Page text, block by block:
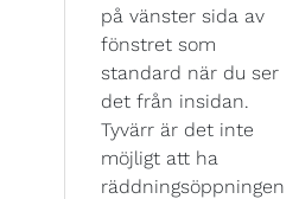
på vänster sida av
fönstret som
standard när du ser
det från insidan.
Tyvärr är det inte
möjligt att ha
räddningsöppningen